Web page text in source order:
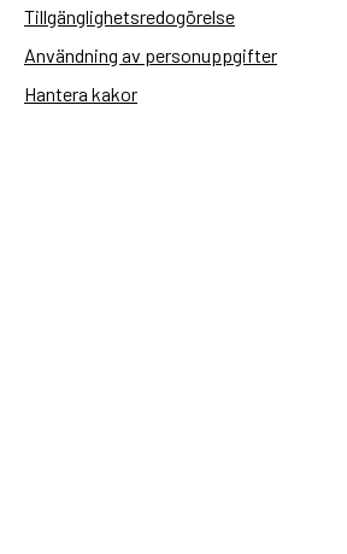
Tillgänglighetsredogörelse
Användning av personuppgifter
Hantera kakor